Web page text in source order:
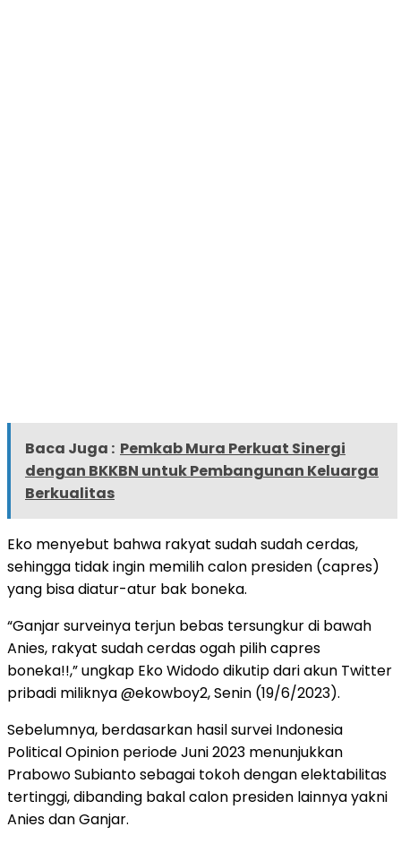
Baca Juga : Pemkab Mura Perkuat Sinergi
dengan BKKBN untuk Pembangunan Keluarga
Berkualitas
Eko menyebut bahwa rakyat sudah sudah cerdas,
sehingga tidak ingin memilih calon presiden (capres)
yang bisa diatur-atur bak boneka.
“Ganjar surveinya terjun bebas tersungkur di bawah
Anies, rakyat sudah cerdas ogah pilih capres
boneka!!,” ungkap Eko Widodo dikutip dari akun Twitter
pribadi miliknya @ekowboy2, Senin (19/6/2023).
Sebelumnya, berdasarkan hasil survei Indonesia
Political Opinion periode Juni 2023 menunjukkan
Prabowo Subianto sebagai tokoh dengan elektabilitas
tertinggi, dibanding bakal calon presiden lainnya yakni
Anies dan Ganjar.